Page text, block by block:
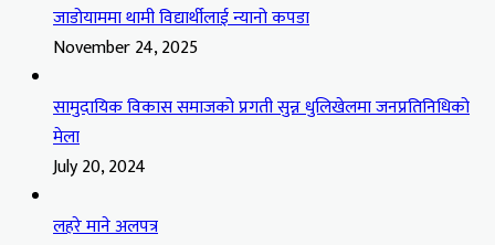
जाडोयाममा थामी विद्यार्थीलाई न्यानो कपडा
November 24, 2025
सामुदायिक विकास समाजको प्रगती सुन्न धुलिखेलमा जनप्रतिनिधिको
मेला
July 20, 2024
लहरे माने अलपत्र